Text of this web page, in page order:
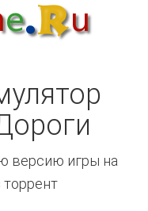
версию игры на